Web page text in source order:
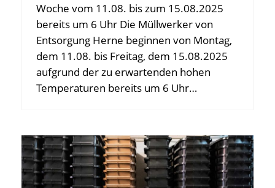
Woche vom 11.08. bis zum 15.08.2025
bereits um 6 Uhr Die Müllwerker von
Entsorgung Herne beginnen von Montag,
dem 11.08. bis Freitag, dem 15.08.2025
aufgrund der zu erwartenden hohen
Temperaturen bereits um 6 Uhr…